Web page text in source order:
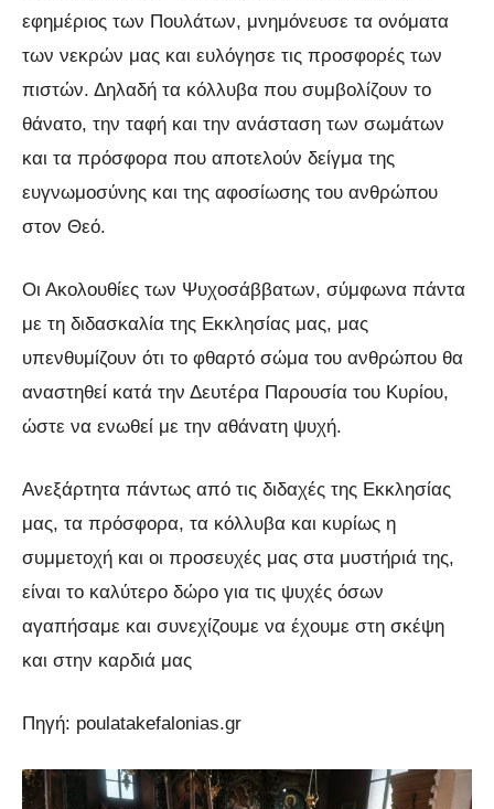
εφημέριος των Πουλάτων, μνημόνευσε τα ονόματα
των νεκρών μας και ευλόγησε τις προσφορές των
πιστών. Δηλαδή τα κόλλυβα που συμβολίζουν το
θάνατο, την ταφή και την ανάσταση των σωμάτων
και τα πρόσφορα που αποτελούν δείγμα της
ευγνωμοσύνης και της αφοσίωσης του ανθρώπου
στον Θεό.
Οι Ακολουθίες των Ψυχοσάββατων, σύμφωνα πάντα
με τη διδασκαλία της Εκκλησίας μας, μας
υπενθυμίζουν ότι το φθαρτό σώμα του ανθρώπου θα
αναστηθεί κατά την Δευτέρα Παρουσία του Κυρίου,
ώστε να ενωθεί με την αθάνατη ψυχή.
Ανεξάρτητα πάντως από τις διδαχές της Εκκλησίας
μας, τα πρόσφορα, τα κόλλυβα και κυρίως η
συμμετοχή και οι προσευχές μας στα μυστήριά της,
είναι το καλύτερο δώρο για τις ψυχές όσων
αγαπήσαμε και συνεχίζουμε να έχουμε στη σκέψη
και στην καρδιά μας
Πηγή: poulatakefalonias.gr